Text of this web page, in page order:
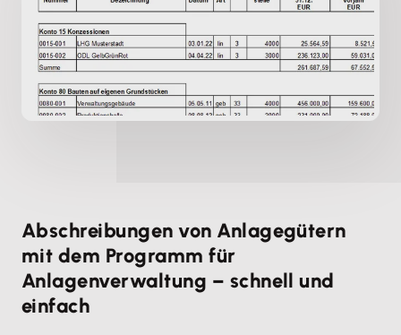
Abschreibungen von Anlagegütern
mit dem Programm für
Anlagenverwaltung – schnell und
einfach